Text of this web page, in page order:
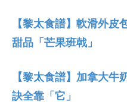
【黎太食譜】軟滑外皮
甜品「芒果班戟」
【黎太食譜】加拿大牛
訣全靠「它」